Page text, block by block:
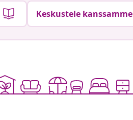
Keskustele kanssamme